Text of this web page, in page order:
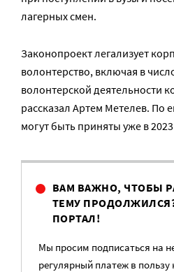
лагерных смен.
Законопроект легализует
волонтерство, включая в
волонтерской деятельности
рассказал Артем Метелев. По
могут быть приняты уже в 2023
ВАМ ВАЖНО, ЧТОБЫ
ТЕМУ
ПОРТАЛ!
Мы просим подписаться на
регулярный платеж в пользу